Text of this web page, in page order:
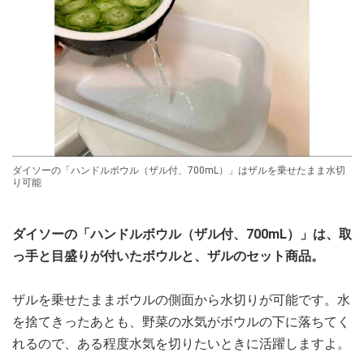
ダイソーの「ハンドルボウル（ザル付、700mL）」はザルを乗せたまま水切
り可能
ダイソーの「ハンドルボウル（ザル付、700mL）」は、取
っ手と目盛りが付いたボウルと、ザルのセット商品。
ザルを乗せたままボウルの側面から水切りが可能です。水
を捨てきったあとも、野菜の水気がボウルの下に落ちてく
れるので、ある程度水気を切りたいときに活躍しますよ。